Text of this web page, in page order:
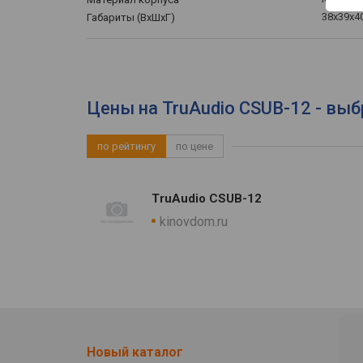
Габариты (ВхШхГ)
Цены на TruAudio CSUB-12 -
по рейтингу по цене
TruAudio CSUB-12
kinovdom.ru
Новый каталог